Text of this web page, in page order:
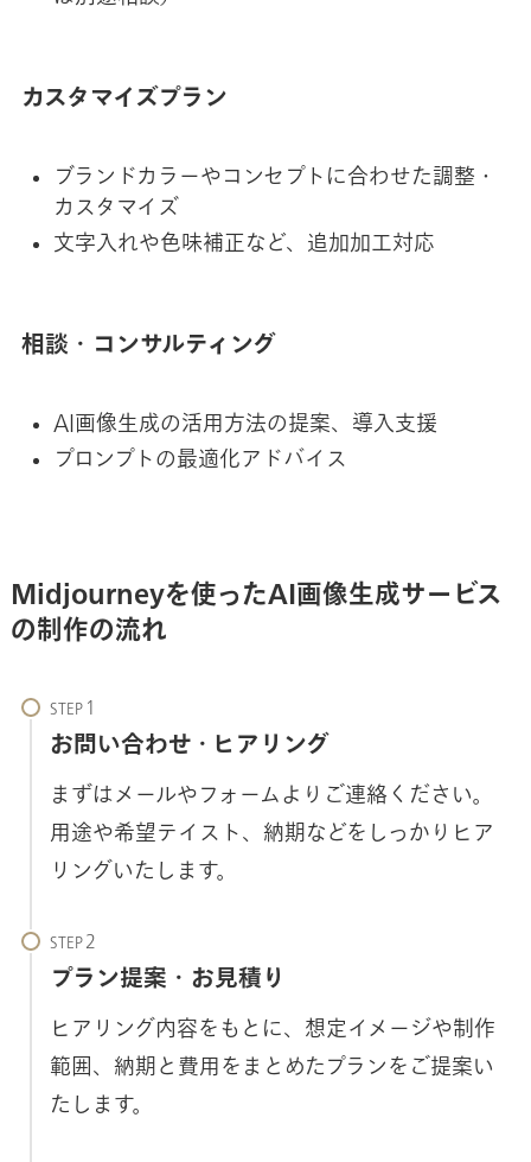
カスタマイズプラン
ブランドカラーやコンセプトに合わせた調整・
カスタマイズ
文字入れや色味補正など、追加加工対応
相談・コンサルティング
AI画像生成の活用方法の提案、導入支援
プロンプトの最適化アドバイス
Midjourneyを使ったAI画像生成サービス
の制作の流れ
STEP
お問い合わせ・ヒアリング
まずはメールやフォームよりご連絡ください。
用途や希望テイスト、納期などをしっかりヒア
リングいたします。
STEP
プラン提案・お見積り
ヒアリング内容をもとに、想定イメージや制作
範囲、納期と費用をまとめたプランをご提案い
たします。